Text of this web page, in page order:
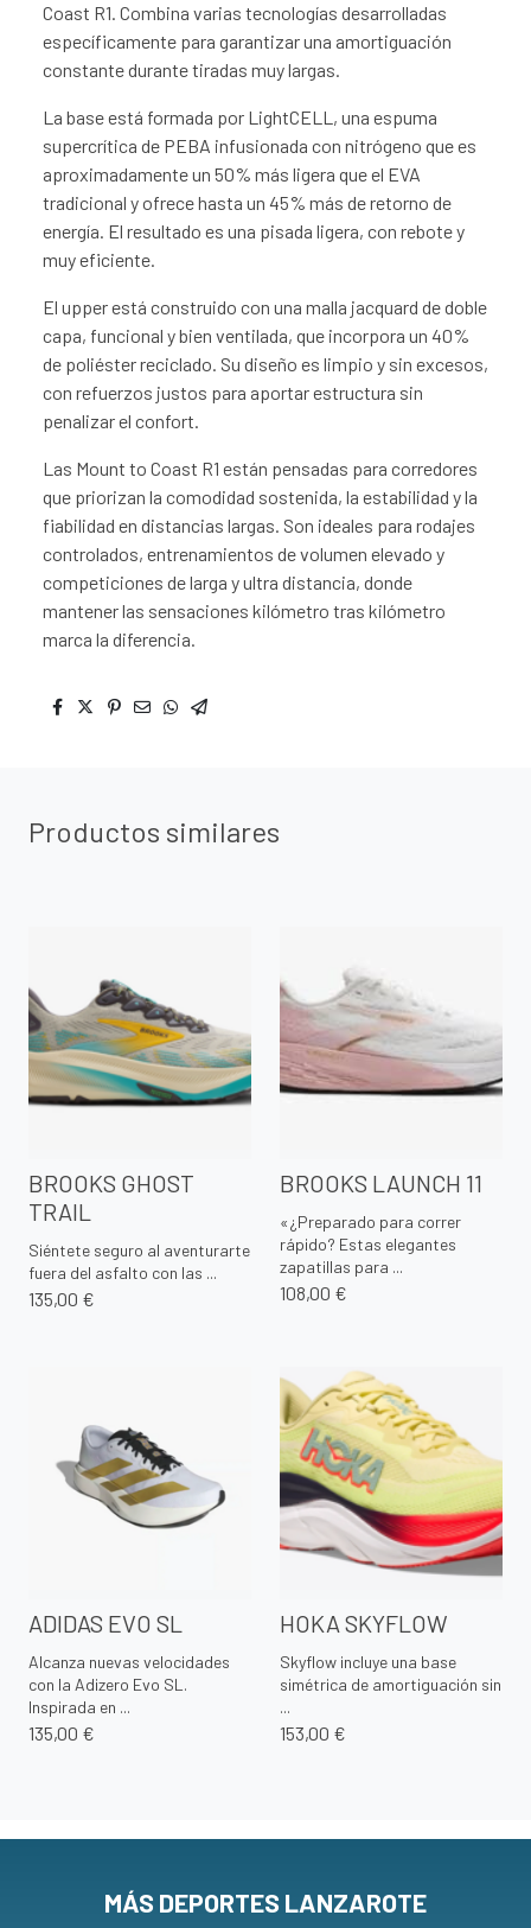
Coast R1. Combina varias tecnologías desarrolladas
específicamente para garantizar una amortiguación
constante durante tiradas muy largas.
La base está formada por LightCELL, una espuma
supercrítica de PEBA infusionada con nitrógeno que es
aproximadamente un 50% más ligera que el EVA
tradicional y ofrece hasta un 45% más de retorno de
energía. El resultado es una pisada ligera, con rebote y
muy eficiente.
El upper está construido con una malla jacquard de doble
capa, funcional y bien ventilada, que incorpora un 40%
de poliéster reciclado. Su diseño es limpio y sin excesos,
con refuerzos justos para aportar estructura sin
penalizar el confort.
Las Mount to Coast R1 están pensadas para corredores
que priorizan la comodidad sostenida, la estabilidad y la
fiabilidad en distancias largas. Son ideales para rodajes
controlados, entrenamientos de volumen elevado y
competiciones de larga y ultra distancia, donde
mantener las sensaciones kilómetro tras kilómetro
marca la diferencia.
Productos similares
BROOKS GHOST
TRAIL
Siéntete seguro al aventurarte
fuera del asfalto con las ...
135,00 €
BROOKS LAUNCH 11
«¿Preparado para correr
rápido? Estas elegantes
zapatillas para ...
108,00 €
ADIDAS EVO SL
Alcanza nuevas velocidades
con la Adizero Evo SL.
Inspirada en ...
135,00 €
HOKA SKYFLOW
Skyflow incluye una base
simétrica de amortiguación sin
...
153,00 €
MÁS DEPORTES LANZAROTE